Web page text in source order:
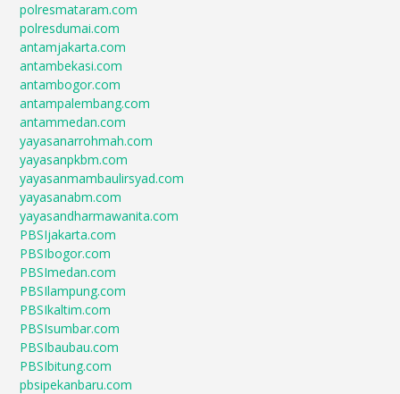
polresmataram.com
polresdumai.com
antamjakarta.com
antambekasi.com
antambogor.com
antampalembang.com
antammedan.com
yayasanarrohmah.com
yayasanpkbm.com
yayasanmambaulirsyad.com
yayasanabm.com
yayasandharmawanita.com
PBSIjakarta.com
PBSIbogor.com
PBSImedan.com
PBSIlampung.com
PBSIkaltim.com
PBSIsumbar.com
PBSIbaubau.com
PBSIbitung.com
pbsipekanbaru.com